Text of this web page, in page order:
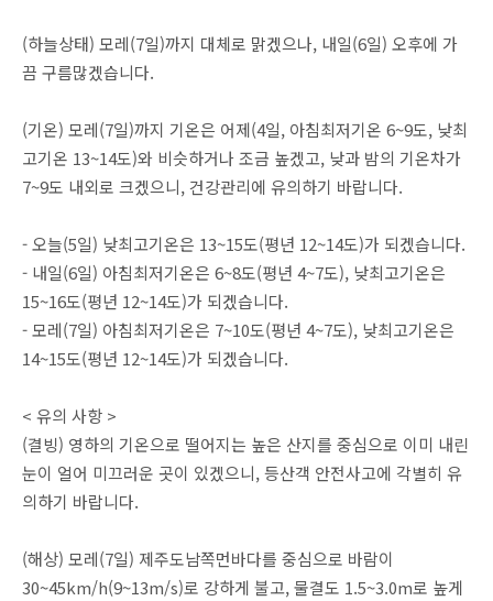
(하늘상태) 모레(7일)까지 대체로 맑겠으나, 내일(6일) 오후에 가
끔 구름많겠습니다.
(기온) 모레(7일)까지 기온은 어제(4일, 아침최저기온 6~9도, 낮최
고기온 13~14도)와 비슷하거나 조금 높겠고, 낮과 밤의 기온차가
7~9도 내외로 크겠으니, 건강관리에 유의하기 바랍니다.
- 오늘(5일) 낮최고기온은 13~15도(평년 12~14도)가 되겠습니다.
- 내일(6일) 아침최저기온은 6~8도(평년 4~7도), 낮최고기온은
15~16도(평년 12~14도)가 되겠습니다.
- 모레(7일) 아침최저기온은 7~10도(평년 4~7도), 낮최고기온은
14~15도(평년 12~14도)가 되겠습니다.
< 유의 사항 >
(결빙) 영하의 기온으로 떨어지는 높은 산지를 중심으로 이미 내린
눈이 얼어 미끄러운 곳이 있겠으니, 등산객 안전사고에 각별히 유
의하기 바랍니다.
(해상) 모레(7일) 제주도남쪽먼바다를 중심으로 바람이
30~45km/h(9~13m/s)로 강하게 불고, 물결도 1.5~3.0m로 높게